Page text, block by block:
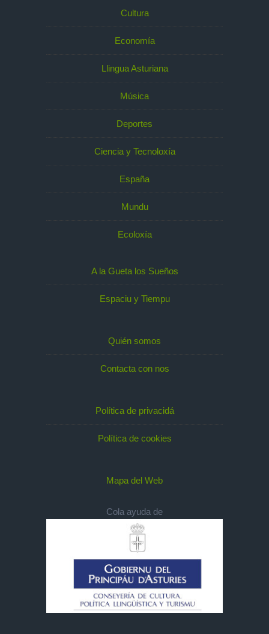
Cultura
Economía
Llingua Asturiana
Música
Deportes
Ciencia y Tecnoloxía
España
Mundu
Ecoloxía
A la Gueta los Sueños
Espaciu y Tiempu
Quién somos
Contacta con nos
Política de privacidá
Política de cookies
Mapa del Web
Cola ayuda de